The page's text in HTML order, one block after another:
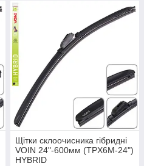
Щітки склоочисника гібридні
VOIN 24"-600мм (TPX6M-24")
HYBRID